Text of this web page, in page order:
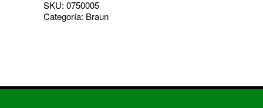
SKU: 0750005
Categoría: Braun